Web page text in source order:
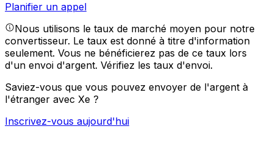
Planifier un appel
Nous utilisons le taux de marché moyen pour notre
convertisseur. Le taux est donné à titre d'information
seulement. Vous ne bénéficierez pas de ce taux lors
d'un envoi d'argent. Vérifiez les taux d'envoi.
Saviez-vous que vous pouvez envoyer de l'argent à
l'étranger avec Xe ?
Inscrivez-vous aujourd'hui